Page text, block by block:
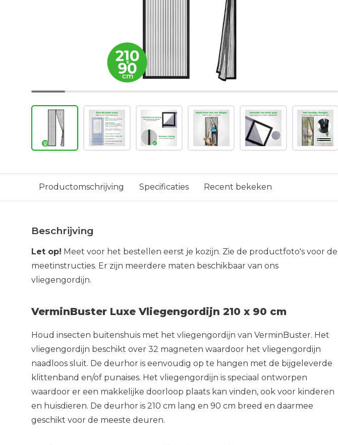
Productomschrijving Specificaties Recent bekeken
Beschrijving
Let op! Meet voor het bestellen eerst je kozijn. Zie de productfoto's voor de
meetinstructies. Er zijn meerdere maten beschikbaar van ons
vliegengordijn.
VerminBuster Luxe Vliegengordijn 210 x 90 cm
Houd insecten buitenshuis met het vliegengordijn van VerminBuster. Het
vliegengordijn beschikt over 32 magneten waardoor het vliegengordijn
naadloos sluit. De deurhor is eenvoudig op te hangen met de bijgeleverde
klittenband en/of punaises. Het vliegengordijn is speciaal ontworpen
waardoor er een makkelijke doorloop plaats kan vinden, ook voor kinderen
en huisdieren. De deurhor is 210 cm lang en 90 cm breed en daarmee
geschikt voor de meeste deuren.